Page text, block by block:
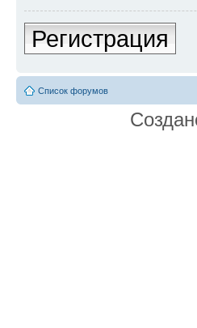
Регистрация
Список форумов